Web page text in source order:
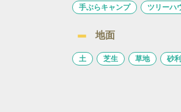
手ぶらキャンプ ツリーハ
地面
土 芝生 草地 砂利